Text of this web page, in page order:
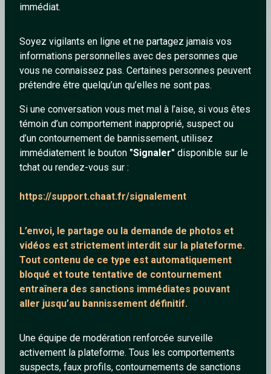
immédiat.
Soyez vigilants en ligne et ne partagez jamais vos
informations personnelles avec des personnes que
vous ne connaissez pas. Certaines personnes peuvent
prétendre être quelqu’un qu’elles ne sont pas.
Si une conversation vous met mal à l’aise, si vous êtes
témoin d’un comportement inapproprié, suspect ou
d’un contournement de bannissement, utilisez
immédiatement le bouton "Signaler" disponible sur le
tchat ou rendez-vous sur :
https://support.chaat.fr/signalement
L’envoi, le partage ou la demande de photos et
vidéos est strictement interdit sur la plateforme.
Tout contenu de ce type est automatiquement
bloqué et toute tentative de contournement
entraînera des sanctions immédiates pouvant
aller jusqu’au bannissement définitif.
Une équipe de modération renforcée surveille
activement la plateforme. Tous les comportements
suspects, faux profils, contournements de sanctions
jamesbrown
STAR WARS THE MANDALORIAN AND GROGU Bande
jamesbrown